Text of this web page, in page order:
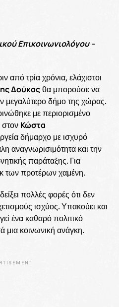
Επικοινωνιολόγου –
από τρία χρόνια, ελάχιστοι
Δούκαςθα μπορούσε να
μεγαλύτερο δήμο της χώρας.
με περιορισμένο
στον Κώστα
δήμαρχο με ισχυρό
αναγνωρισιμότητα και την
παράταξης. Για
των προτέρων χαμένη.
πολλές φορές ότι δεν
ισχύος. Υπακούει και
ένα καθαρό πολιτικό
μια κοινωνική ανάγκη.